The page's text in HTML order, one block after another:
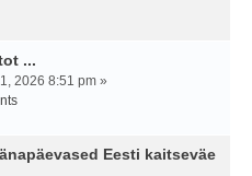
...
2026 8:51 pm »
Eesti kaitseväe